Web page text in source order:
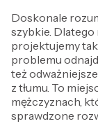
Doskonale
szybkie.
projektujemy
problemu
też
z tłumu. To
mężczyznach,
sprawdzone